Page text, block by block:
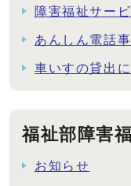
障害福祉サー
あんしん電話
車いすの貸出
福祉部障害
お知らせ